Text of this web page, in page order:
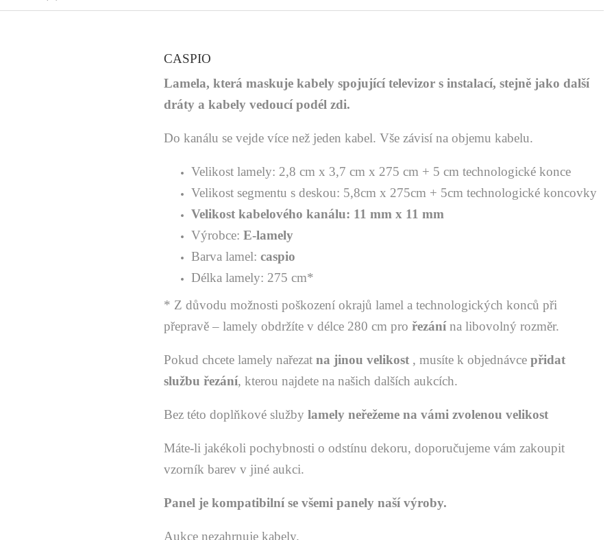
CASPIO
Lamela, která maskuje kabely spojující televizor s instalací, stejně jako další
dráty a kabely vedoucí podél zdi.
Do kanálu se vejde více než jeden kabel. Vše závisí na objemu kabelu.
Velikost lamely: 2,8 cm x 3,7 cm x 275 cm + 5 cm technologické konce
Velikost segmentu s deskou: 5,8cm x 275cm + 5cm technologické koncovky
Velikost kabelového kanálu: 11 mm x 11 mm
Výrobce: E-lamely
Barva lamel: caspio
Délka lamely: 275 cm*
* Z důvodu možnosti poškození okrajů lamel a technologických konců při
přepravě – lamely obdržíte v délce 280 cm pro řezánína libovolný rozměr.
Pokud chcete lamely nařezat na jinou velikost , musíte k objednávce přidat
službu řezání, kterou najdete na našich dalších aukcích.
Bez této doplňkové služby lamely neřežeme na vámi zvolenou velikost
Máte-li jakékoli pochybnosti o odstínu dekoru, doporučujeme vám zakoupit
vzorník barev v jiné aukci.
Panel je kompatibilní se všemi panely naší výroby.
Aukce nezahrnuje kabely.